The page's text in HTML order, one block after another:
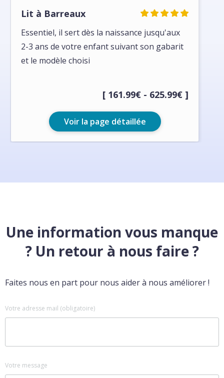
Lit à Barreaux
Essentiel, il sert dès la naissance jusqu'aux
2-3 ans de votre enfant suivant son gabarit
et le modèle choisi
[ 161.99€ - 625.99€ ]
Voir la page détaillée
Une information vous manque
? Un retour à nous faire ?
Faites nous en part pour nous aider à nous améliorer !
Votre adresse mail (obligatoire)
Votre message